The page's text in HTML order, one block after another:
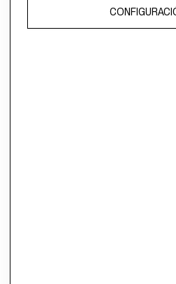
El contenido de esta página web está